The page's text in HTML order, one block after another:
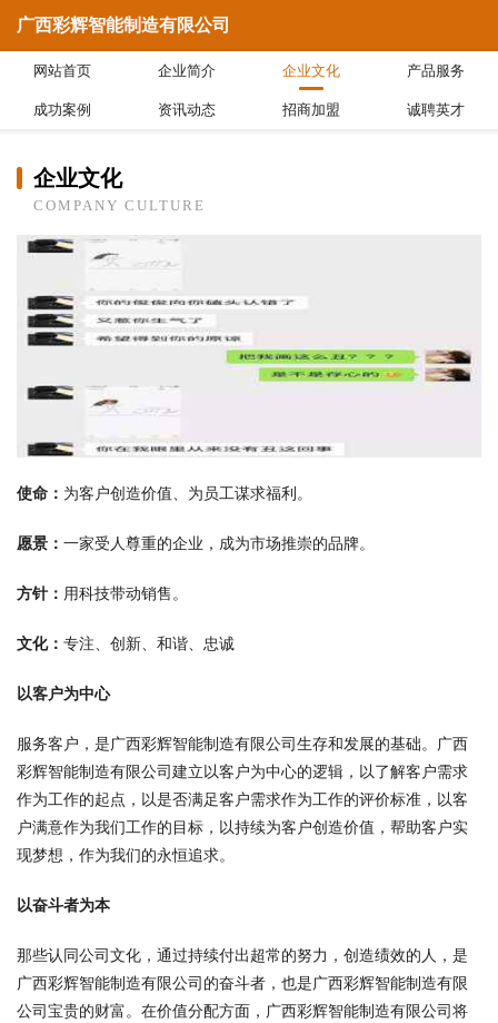
广西彩辉智能制造有限公司
网站首页 企业简介 企业文化 产品服务
成功案例 资讯动态 招商加盟 诚聘英才
企业文化
COMPANY CULTURE
使命： 为客户创造价值、为员工谋求福利。
愿景： 一家受人尊重的企业，成为市场推崇的品牌。
方针： 用科技带动销售。
文化： 专注、创新、和谐、忠诚
以客户为中心
服务客户，是广西彩辉智能制造有限公司生存和发展的基础。广西
彩辉智能制造有限公司建立以客户为中心的逻辑，以了解客户需求
作为工作的起点，以是否满足客户需求作为工作的评价标准，以客
户满意作为我们工作的目标，以持续为客户创造价值，帮助客户实
现梦想，作为我们的永恒追求。
以奋斗者为本
那些认同公司文化，通过持续付出超常的努力，创造绩效的人，是
广西彩辉智能制造有限公司的奋斗者，也是广西彩辉智能制造有限
公司宝贵的财富。在价值分配方面，广西彩辉智能制造有限公司将